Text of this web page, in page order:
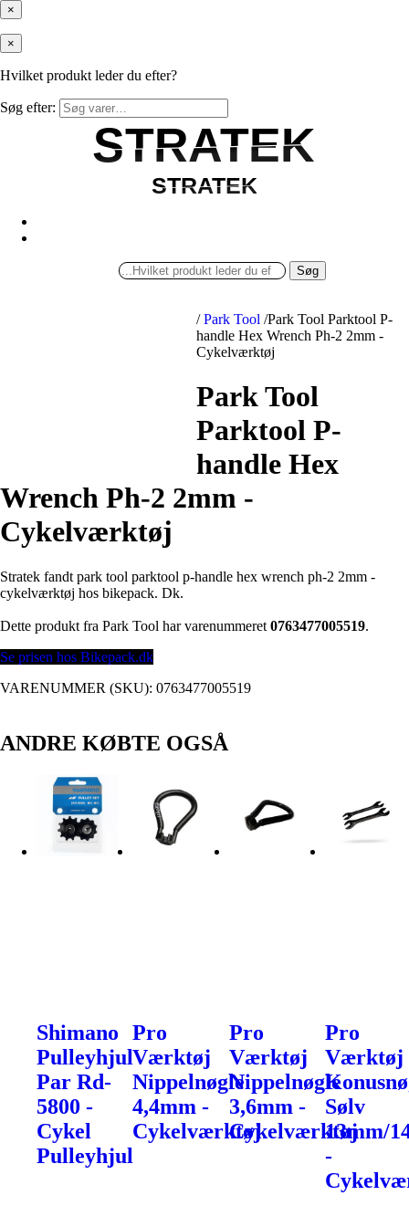
×
×
Hvilket produkt leder du efter?
Søg efter:
STRATEK
STRATEK
STRATEK
STRATEK
Søg
/ Park Tool /Park Tool Parktool P-
handle Hex Wrench Ph-2 2mm -
Cykelværktøj
Park Tool
Parktool P-
handle Hex
Wrench Ph-2 2mm -
Cykelværktøj
Stratek fandt park tool parktool p-handle hex wrench ph-2 2mm -
cykelværktøj hos bikepack. Dk.
Dette produkt fra Park Tool har varenummeret 0763477005519.
Se prisen hos Bikepack.dk
VARENUMMER (SKU): 0763477005519
ANDRE KØBTE OGSÅ
Shimano
Pulleyhjul
Par Rd-
5800 -
Cykel
Pulleyhjul
Pro
Værktøj
Nippelnøgle
4,4mm -
Cykelværktøj
Pro
Værktøj
Nippelnøgle
3,6mm -
Cykelværktøj
Pro
Værktøj
Sølv
13mm/
-